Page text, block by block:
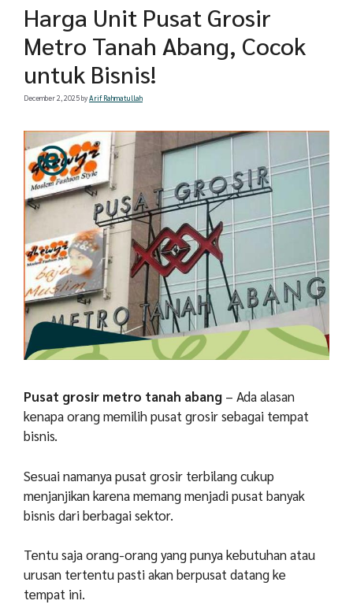
Harga Unit Pusat Grosir
Metro Tanah Abang, Cocok
untuk Bisnis!
December 2, 2025byArif Rahmatullah
Pusat grosir metro tanah abang – Ada alasan
kenapa orang memilih pusat grosir sebagai tempat
bisnis.
Sesuai namanya pusat grosir terbilang cukup
menjanjikan karena memang menjadi pusat banyak
bisnis dari berbagai sektor.
Tentu saja orang-orang yang punya kebutuhan atau
urusan tertentu pasti akan berpusat datang ke
tempat ini.